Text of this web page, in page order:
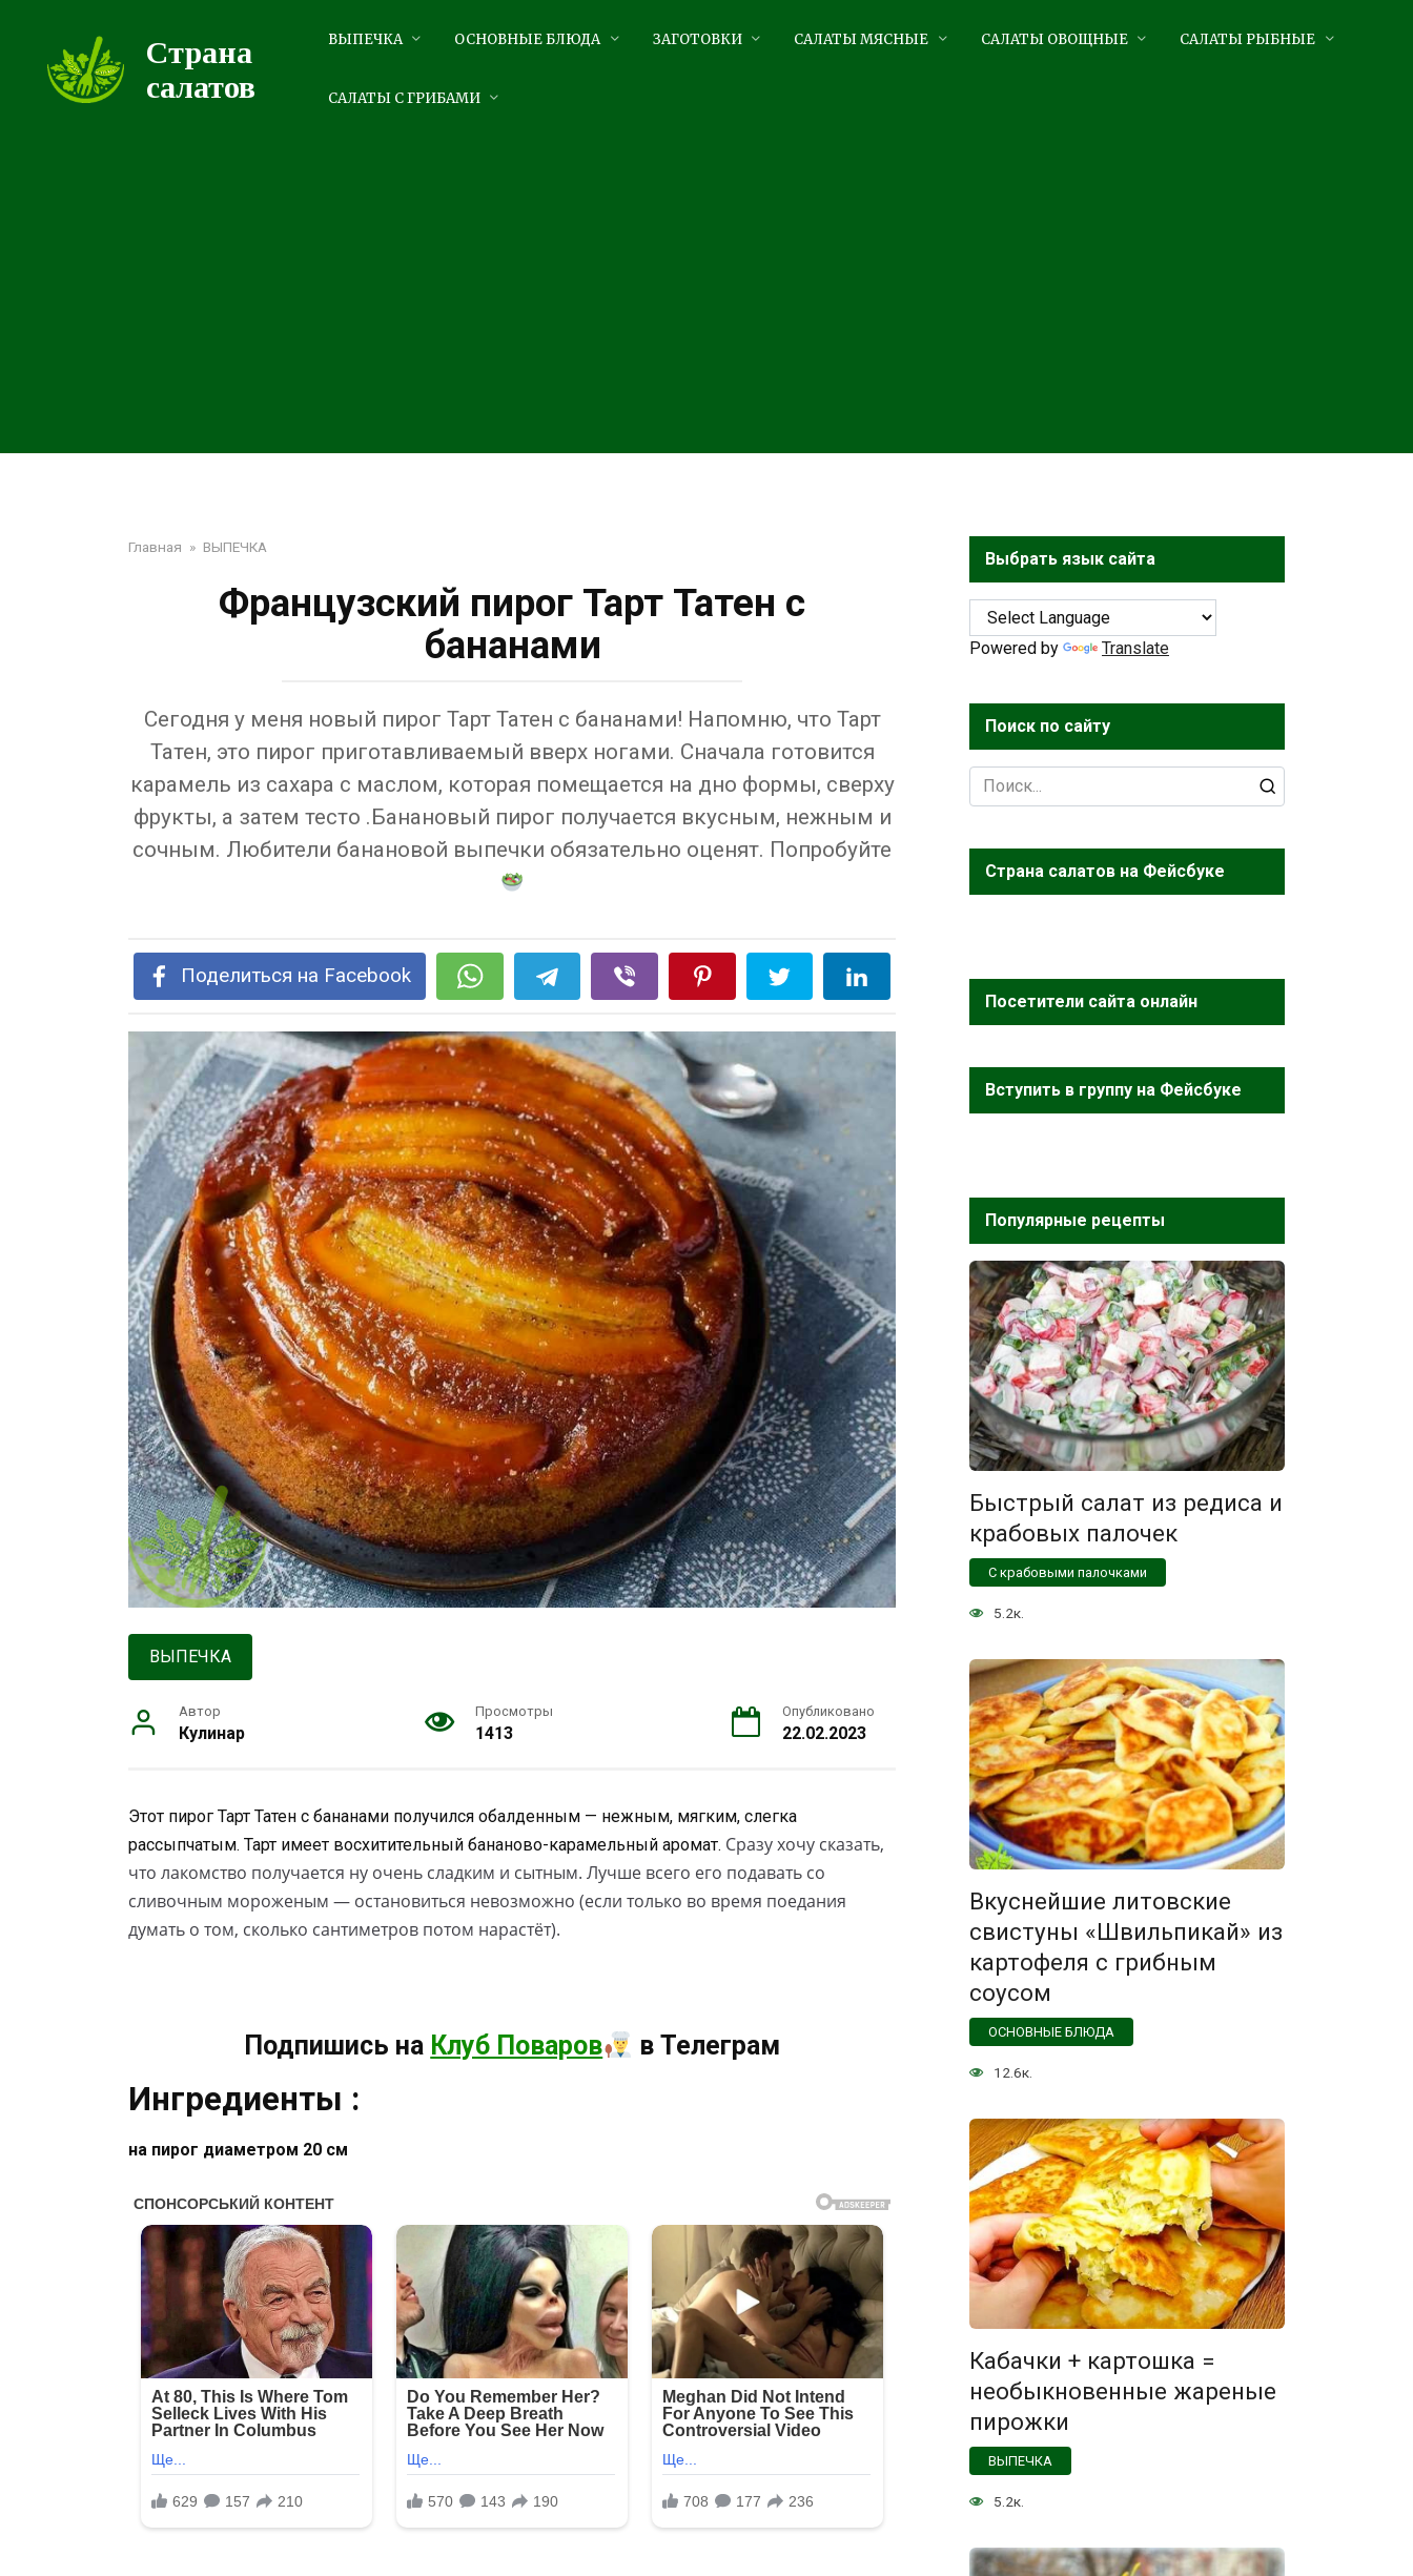
контенту
Страна
салатов
ВЫПЕЧКА ОСНОВНЫЕ БЛЮДА ЗАГОТОВКИ САЛАТЫ МЯСНЫЕ САЛАТЫ ОВОЩНЫЕ САЛАТЫ РЫБНЫЕ
САЛАТЫ С ГРИБАМИ
Главная » ВЫПЕЧКА
Французский пирог Тарт Татен с
бананами
Сегодня у меня новый пирог Тарт Татен с бананами! Напомню, что Тарт
Татен, это пирог приготавливаемый вверх ногами. Сначала готовится
карамель из сахара с маслом, которая помещается на дно формы, сверху
фрукты, а затем тесто .Банановый пирог получается вкусным, нежным и
сочным. Любители банановой выпечки обязательно оценят. Попробуйте
Поделиться на Facebook
ВЫПЕЧКА
Автор
Кулинар
Просмотры
1413
Опубликовано
22.02.2023
Этот пирог Тарт Татен с бананами получился обалденным — нежным, мягким, слегка
рассыпчатым. Тарт имеет восхитительный бананово-карамельный аромат. Сразу хочу сказать,
что лакомство получается ну очень сладким и сытным. Лучше всего его подавать со
сливочным мороженым — остановиться невозможно (если только во время поедания
думать о том, сколько сантиметров потом нарастёт).
Подпишись на Клуб Поваров в Телеграм
Ингредиенты :
на пирог диаметром 20 см
Выбрать язык сайта
Powered by Translate
Поиск по сайту
Search
for:
Страна салатов на Фейсбуке
Посетители сайта онлайн
Вступить в группу на Фейсбуке
Популярные рецепты
Быстрый салат из редиса и
крабовых палочек
С крабовыми палочками
5.2к.
Вкуснейшие литовские
свистуны «Швильпикай» из
картофеля с грибным
соусом
ОСНОВНЫЕ БЛЮДА
12.6к.
Кабачки + картошка =
необыкновенные жареные
пирожки
ВЫПЕЧКА
5.2к.